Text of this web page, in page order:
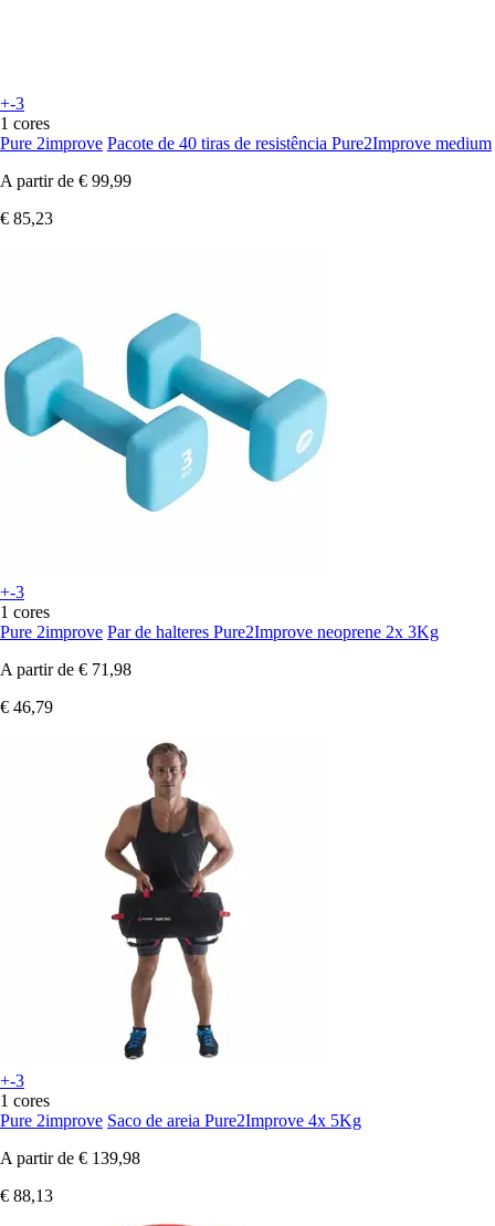
+-3
1 cores
Pure 2improve Pacote de 40 tiras de resistência Pure2Improve medium
A partir de € 99,99
€ 85,23
+-3
1 cores
Pure 2improve Par de halteres Pure2Improve neoprene 2x 3Kg
A partir de € 71,98
€ 46,79
+-3
1 cores
Pure 2improve Saco de areia Pure2Improve 4x 5Kg
A partir de € 139,98
€ 88,13